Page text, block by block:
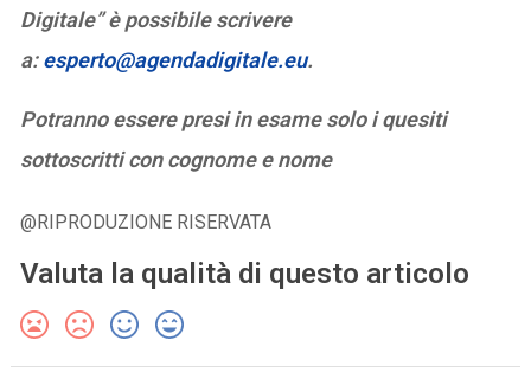
Digitale” è possibile scrivere
a:esperto@agendadigitale.eu.
Potranno essere presi in esame solo i quesiti
sottoscritti con cognome e nome
@RIPRODUZIONE RISERVATA
Valuta la qualità di questo articolo